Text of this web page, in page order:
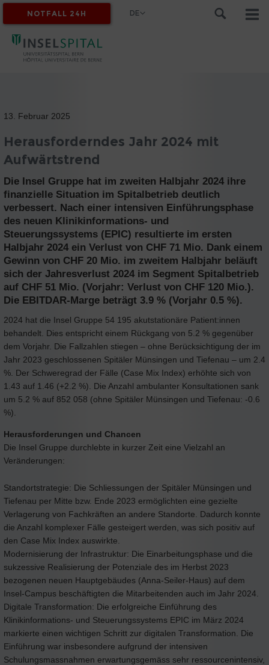
MYINSEL
NOTFALL 24H DE
13. Februar 2025
Herausforderndes Jahr 2024 mit
Aufwärtstrend
Die Insel Gruppe hat im zweiten Halbjahr 2024 ihre
finanzielle Situation im Spitalbetrieb deutlich
verbessert. Nach einer intensiven Einführungsphase
des neuen Klinikinformations- und
Steuerungssystems (EPIC) resultierte im ersten
Halbjahr 2024 ein Verlust von CHF 71 Mio. Dank einem
Gewinn von CHF 20 Mio. im zweitem Halbjahr beläuft
sich der Jahresverlust 2024 im Segment Spitalbetrieb
auf CHF 51 Mio. (Vorjahr: Verlust von CHF 120 Mio.).
Die EBITDAR-Marge beträgt 3.9 % (Vorjahr 0.5 %).
2024 hat die Insel Gruppe 54 195 akutstationäre Patient:innen
behandelt. Dies entspricht einem Rückgang von 5.2 % gegenüber
dem Vorjahr. Die Fallzahlen stiegen – ohne Berücksichtigung der im
Jahr 2023 geschlossenen Spitäler Münsingen und Tiefenau – um 2.4
%. Der Schweregrad der Fälle (Case Mix Index) erhöhte sich von
1.43 auf 1.46 (+2.2 %). Die Anzahl ambulanter Konsultationen sank
um 5.2 % auf 852 058 (ohne Spitäler Münsingen und Tiefenau: -0.6
%).
Herausforderungen und Chancen
Die Insel Gruppe durchlebte in kurzer Zeit eine Vielzahl an
Veränderungen:
Standortstrategie: Die Schliessungen der Spitäler Münsingen und
Tiefenau per Mitte bzw. Ende 2023 ermöglichten eine gezielte
Verlagerung von Fachkräften an andere Standorte. Dadurch konnte
die Anzahl komplexer Fälle gesteigert werden, was sich positiv auf
den Case Mix Index auswirkte.
Modernisierung der Infrastruktur: Die Einarbeitungsphase und die
sukzessive Realisierung der Potenziale des im Herbst 2023
bezogenen neuen Hauptgebäudes (Anna-Seiler-Haus) auf dem
Insel-Campus beschäftigten die Mitarbeitenden auch im Jahr 2024.
Digitale Transformation: Die erfolgreiche Einführung des
Klinikinformations- und Steuerungssystems EPIC im März 2024
markierte einen wichtigen Schritt zur digitalen Transformation. Die
Einführung war insbesondere aufgrund der intensiven
Schulungsmassnahmen erwartungsgemäss sehr ressourcenintensiv,